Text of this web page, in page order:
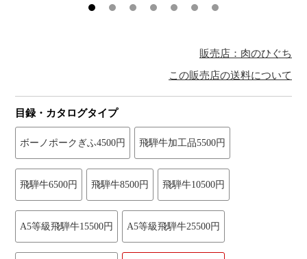
販売店：肉のひぐち
この販売店の送料について
目録・カタログタイプ
ボーノポークぎふ4500円 飛騨牛加工品5500円
飛騨牛6500円 飛騨牛8500円 飛騨牛10500円
A5等級飛騨牛15500円 A5等級飛騨牛25500円